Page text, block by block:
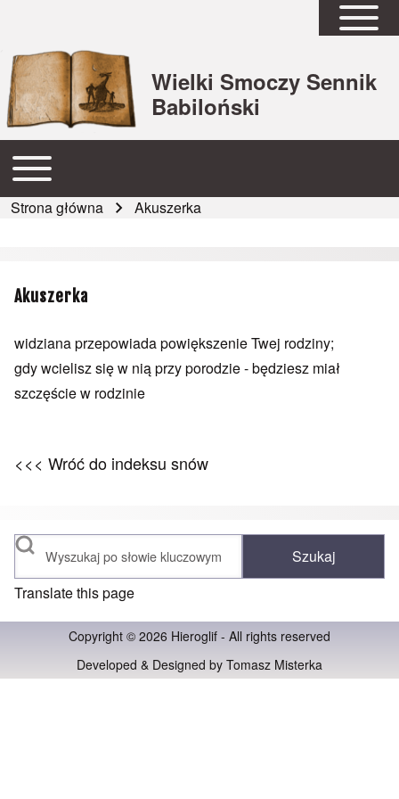
Wielki Smoczy Sennik
Babiloński
Główna nawigacja
Open or Close horizontal Main Menu
Strona główna Akuszerka
Akuszerka
widziana przepowiada powiększenie Twej rodziny;
gdy wcielisz się w nią przy porodzie - będziesz miał
szczęście w rodzinie
<<< Wróć do indeksu snów
Szukaj
Translate this page
Copyright © 2026 Hieroglif - All rights reserved
Developed & Designed by Tomasz Misterka